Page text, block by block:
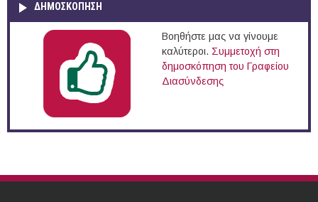
ΔΗΜΟΣΚΌΠΗΣΗ
Βοηθήστε μας να γίνουμε
καλύτεροι. Συμμετοχή στη
δημοσκόπηση του Γραφείου
Διασύνδεσης